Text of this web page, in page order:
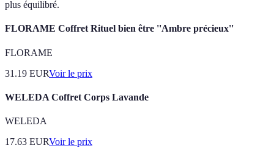
plus équilibré.
FLORAME Coffret Rituel bien être ''Ambre précieux''
FLORAME
31.19 EURVoir le prix
WELEDA Coffret Corps Lavande
WELEDA
17.63 EURVoir le prix